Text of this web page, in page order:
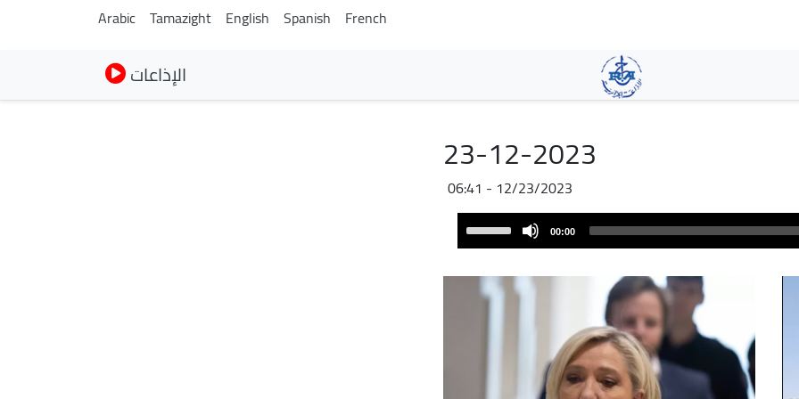
main
content
Arabic Tamazight English Spanish French
الإذاعات
23-12-2023
12/23/2023 - 06:41
Player
00:00